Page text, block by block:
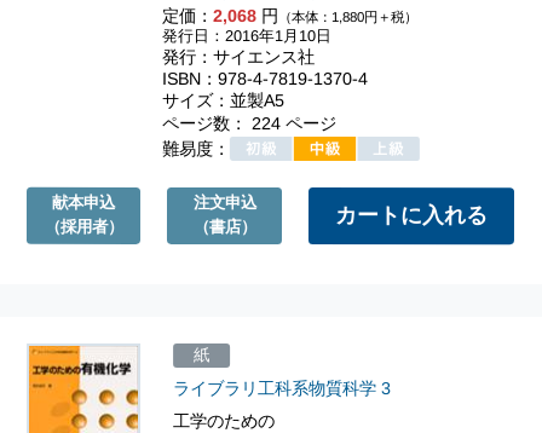
定価：2,068 円 （本体：1,880円＋税）
発行日：2016年1月10日
発行：サイエンス社
ISBN：978-4-7819-1370-4
サイズ：並製A5
ページ数： 224 ページ
難易度：
献本申込
（採用者）
注文申込
（書店）
工学のための
ライブラリ工科系物質科学3
紙